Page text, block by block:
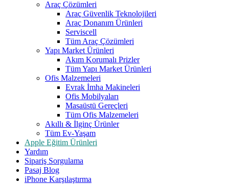
Araç Çözümleri
Araç Güvenlik Teknolojileri
Araç Donanım Ürünleri
Serviscell
Tüm Araç Çözümleri
Yapı Market Ürünleri
Akım Korumalı Prizler
Tüm Yapı Market Ürünleri
Ofis Malzemeleri
Evrak İmha Makineleri
Ofis Mobilyaları
Masaüstü Gereçleri
Tüm Ofis Malzemeleri
Akıllı & İlginç Ürünler
Tüm Ev-Yaşam
Apple Eğitim Ürünleri
Yardım
Sipariş Sorgulama
Pasaj Blog
iPhone Karşılaştırma